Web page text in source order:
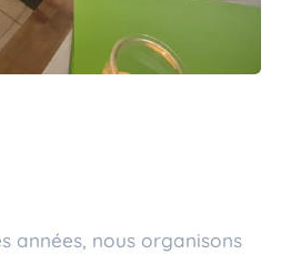
années, nous organisons